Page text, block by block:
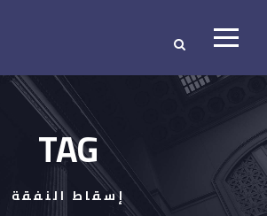
TAG
إسقاط النفقة